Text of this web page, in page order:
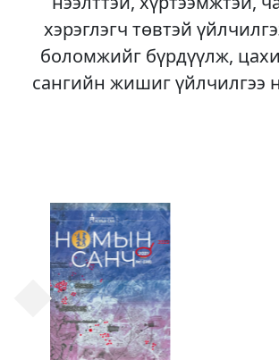
хэрэглэгч төвтэй
боломжийг бүрдүүлж,
сангийн жишиг үйлчилгээ